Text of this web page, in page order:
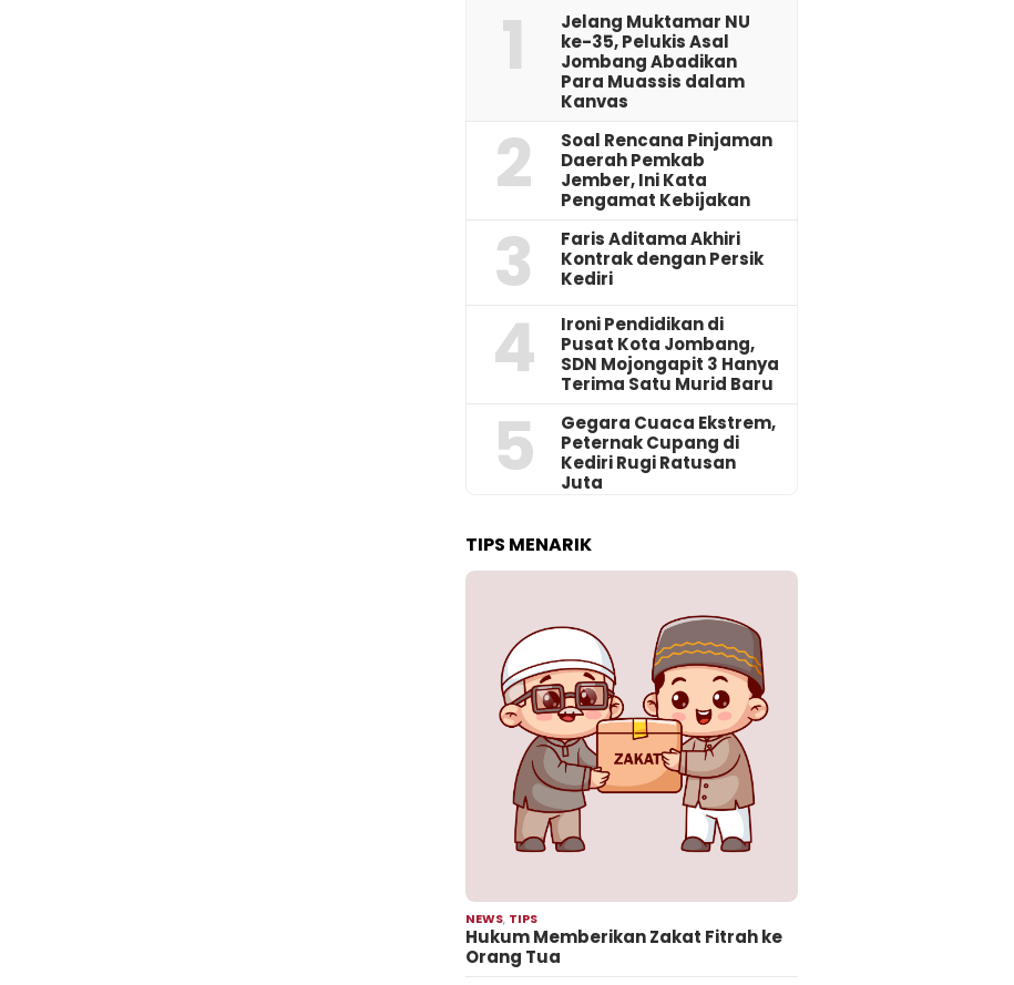
1
Jelang Muktamar NU
ke-35, Pelukis Asal
Jombang Abadikan
Para Muassis dalam
Kanvas
2
‎Soal Rencana Pinjaman
Daerah Pemkab
Jember, Ini Kata
Pengamat Kebijakan ‎
3
Faris Aditama Akhiri
Kontrak dengan Persik
Kediri
4
Ironi Pendidikan di
Pusat Kota Jombang,
SDN Mojongapit 3 Hanya
Terima Satu Murid Baru
5
‎Gegara Cuaca Ekstrem,
Peternak Cupang di
Kediri Rugi Ratusan
Juta
TIPS MENARIK
NEWS, TIPS
Hukum Memberikan Zakat Fitrah ke
Orang Tua